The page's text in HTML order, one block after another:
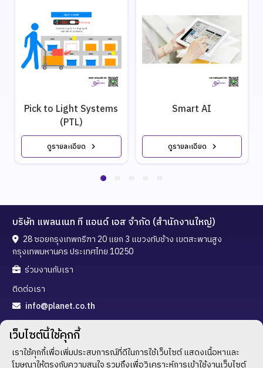
ดูรายละเอียด
Pick to Light Systems
(PTL)
ดูรายละเอียด
Smart AI
บริษัท แพลนเนท ที แอนด์ เอส จำกัด (สำนักงานใหญ่)
28 ซอยกรุงเทพกรีฑา 20 แยก 3 แขวงทับช้าง เขตสะพานสูง
กรุงเทพมหานคร ประเทศไทย 10250
ร่วมงานกับเรา
ติดต่อเรา
info@planet.co.th
02-720-3288
02-300-5323
ช่องทางติดตาม
เว็บไซต์นี้ใช้คุกกี้
เราใช้คุกกี้เพื่อเพิ่มประสบการณ์ที่ดีในการใช้เว็บไซต์ แสดงเนื้อหาและ
โฆษณาให้ตรงกับความสนใจ รวมถึงเพื่อวิเคราะห์การเข้าใช้งานเว็บไซต์